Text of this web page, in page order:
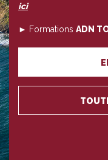
ici
► Formations ADN